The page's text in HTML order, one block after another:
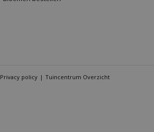
Privacy policy Tuincentrum Overzicht